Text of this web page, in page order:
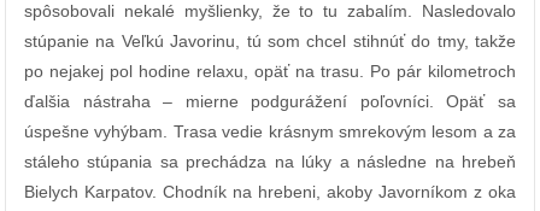
spôsobovali nekalé myšlienky, že to tu zabalím. Nasledovalo
stúpanie na Veľkú Javorinu, tú som chcel stihnúť do tmy, takže
po nejakej pol hodine relaxu, opäť na trasu. Po pár kilometroch
ďalšia nástraha – mierne podgurážení poľovníci. Opäť sa
úspešne vyhýbam. Trasa vedie krásnym smrekovým lesom a za
stáleho stúpania sa prechádza na lúky a následne na hrebeň
Bielych Karpatov. Chodník na hrebeni, akoby Javorníkom z oka